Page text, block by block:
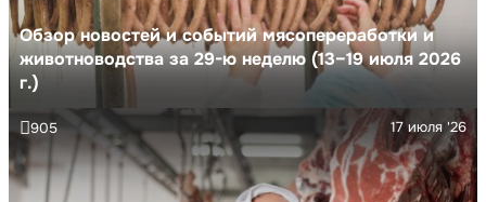
Обзор новостей и событий мясопереработки и
животноводства за 29-ю неделю (13–19 июля 2026
г.)
17 июля '26
905